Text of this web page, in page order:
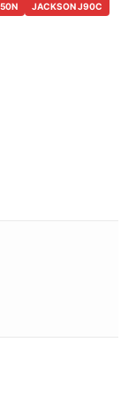
JACKSON J90C